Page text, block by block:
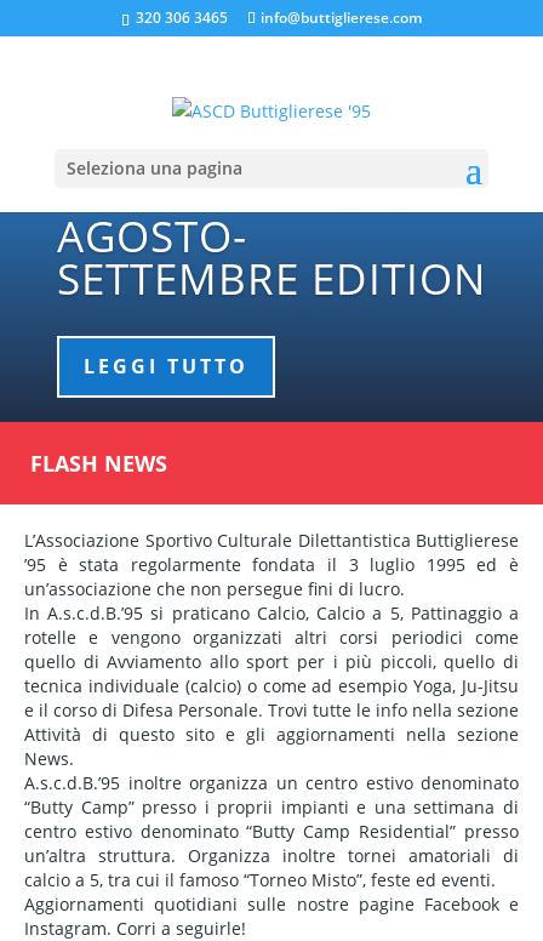
320 306 3465 info@buttiglierese.com
Seleziona una pagina
BUTTY CAMP 2026
AGOSTO-
SETTEMBRE EDITION
LEGGI TUTTO
FLASH NEWS
L’Associazione Sportivo Culturale Dilettantistica Buttiglierese
’95 è stata regolarmente fondata il 3 luglio 1995 ed è
un’associazione che non persegue fini di lucro.
In A.s.c.d.B.’95 si praticano Calcio, Calcio a 5, Pattinaggio a
rotelle e vengono organizzati altri corsi periodici come
quello di Avviamento allo sport per i più piccoli, quello di
tecnica individuale (calcio) o come ad esempio Yoga, Ju-Jitsu
e il corso di Difesa Personale. Trovi tutte le info nella sezione
Attività di questo sito e gli aggiornamenti nella sezione
News.
A.s.c.d.B.’95 inoltre organizza un centro estivo denominato
“Butty Camp” presso i proprii impianti e una settimana di
centro estivo denominato “Butty Camp Residential” presso
un’altra struttura. Organizza inoltre tornei amatoriali di
calcio a 5, tra cui il famoso “Torneo Misto”, feste ed eventi.
Aggiornamenti quotidiani sulle nostre pagine Facebook e
Instagram. Corri a seguirle!